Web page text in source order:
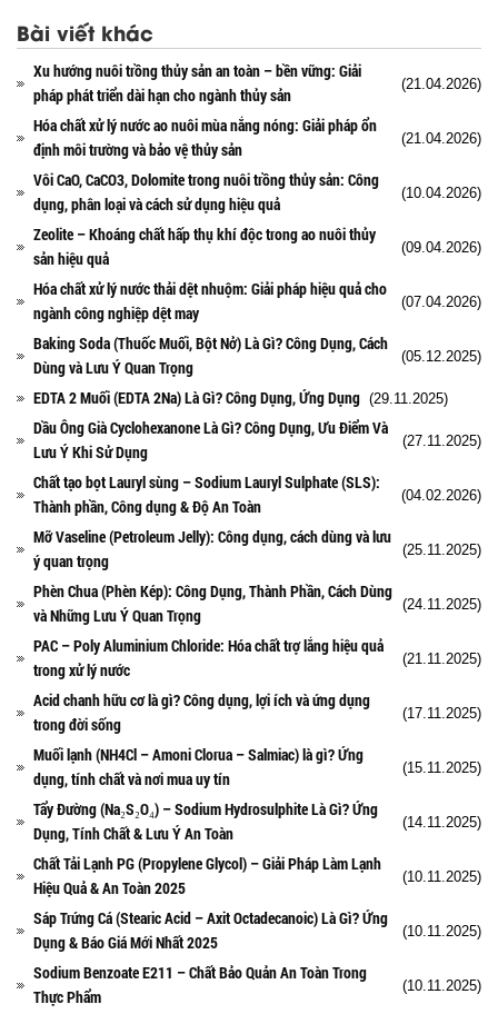
DUNG MÔI CÔNG NGHIỆP
Pha sơn nước
Pha sơn epoxy
Pha sơn dầu
Pha sơn tĩnh điện
Dung môi khác
HƯƠNG LIỆU TINH DẦU
HÓA CHẤT CÔNG NGHIỆP
Hóa chất khác
Muối
Kim loại màu
Oxit kim loại
HÓA CHẤT THÍ NGHIỆM
Hóa chất thí nghiệm
Thiết bị phòng thí nghiệm
HÓA CHẤT NÔNG NGHIỆP
Nguyên liệu phân bón
Chế phẩm sinh học
Nguyên liệu chăn nuôi
HÓA CHẤT XÂY DỰNG
Chống thấm sika
Silicone Dow Corning
Silicone KCC
Silicone Apollo
Silicone Kingbond
Silicone Shinetsu
Keo Silicone
Hóa chất khác
Giới Thiệu
Đối tác
Quy trình sản xuất
Tin tức
VMC GROUP
Ngành Hóa Chất
Tẩy Rửa Diệt Khuẩn
Ngành Thực Phẩm
Ngành Nông Nghiệp
Ngành Thủy Sản
Bài viết khác
Xu hướng nuôi trồng thủy sản an toàn – bền vững: Giải
pháp phát triển dài hạn cho ngành thủy sản
(21.04.2026)
Hóa chất xử lý nước ao nuôi mùa nắng nóng: Giải pháp ổn
định môi trường và bảo vệ thủy sản
(21.04.2026)
Vôi CaO, CaCO3, Dolomite trong nuôi trồng thủy sản: Công
dụng, phân loại và cách sử dụng hiệu quả
(10.04.2026)
Zeolite – Khoáng chất hấp thụ khí độc trong ao nuôi thủy
sản hiệu quả
(09.04.2026)
Hóa chất xử lý nước thải dệt nhuộm: Giải pháp hiệu quả cho
ngành công nghiệp dệt may
(07.04.2026)
Baking Soda (Thuốc Muối, Bột Nở) Là Gì? Công Dụng, Cách
Dùng và Lưu Ý Quan Trọng
(05.12.2025)
EDTA 2 Muối (EDTA 2Na) Là Gì? Công Dụng, Ứng Dụng (29.11.2025)
Dầu Ông Già Cyclohexanone Là Gì? Công Dụng, Ưu Điểm Và
Lưu Ý Khi Sử Dụng
(27.11.2025)
Chất tạo bọt Lauryl sùng – Sodium Lauryl Sulphate (SLS):
Thành phần, Công dụng & Độ An Toàn
(04.02.2026)
Mỡ Vaseline (Petroleum Jelly): Công dụng, cách dùng và lưu
ý quan trọng
(25.11.2025)
Phèn Chua (Phèn Kép): Công Dụng, Thành Phần, Cách Dùng
và Những Lưu Ý Quan Trọng
(24.11.2025)
PAC – Poly Aluminium Chloride: Hóa chất trợ lắng hiệu quả
trong xử lý nước
(21.11.2025)
Acid chanh hữu cơ là gì? Công dụng, lợi ích và ứng dụng
trong đời sống
(17.11.2025)
Muối lạnh (NH4Cl – Amoni Clorua – Salmiac) là gì? Ứng
dụng, tính chất và nơi mua uy tín
(15.11.2025)
Tẩy Đường (Na₂S₂O₄) – Sodium Hydrosulphite Là Gì? Ứng
Dụng, Tính Chất & Lưu Ý An Toàn
(14.11.2025)
Chất Tải Lạnh PG (Propylene Glycol) – Giải Pháp Làm Lạnh
Hiệu Quả & An Toàn 2025
(10.11.2025)
Sáp Trứng Cá (Stearic Acid – Axit Octadecanoic) Là Gì? Ứng
Dụng & Báo Giá Mới Nhất 2025
(10.11.2025)
Sodium Benzoate E211 – Chất Bảo Quản An Toàn Trong
Thực Phẩm
(10.11.2025)